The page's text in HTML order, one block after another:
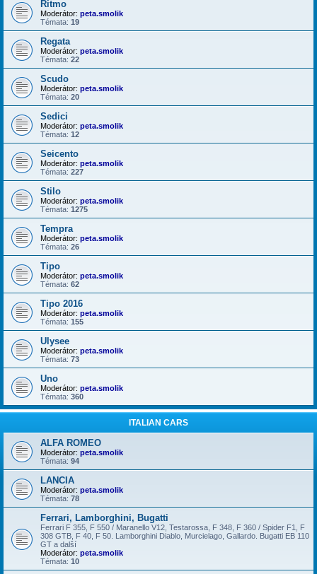
Ritmo
Moderátor: peta.smolik
Témata: 19
Regata
Moderátor: peta.smolik
Témata: 22
Scudo
Moderátor: peta.smolik
Témata: 20
Sedici
Moderátor: peta.smolik
Témata: 12
Seicento
Moderátor: peta.smolik
Témata: 227
Stilo
Moderátor: peta.smolik
Témata: 1275
Tempra
Moderátor: peta.smolik
Témata: 26
Tipo
Moderátor: peta.smolik
Témata: 62
Tipo 2016
Moderátor: peta.smolik
Témata: 155
Ulysee
Moderátor: peta.smolik
Témata: 73
Uno
Moderátor: peta.smolik
Témata: 360
ITALIAN CARS
ALFA ROMEO
Moderátor: peta.smolik
Témata: 94
LANCIA
Moderátor: peta.smolik
Témata: 78
Ferrari, Lamborghini, Bugatti
Ferrari F 355, F 550 / Maranello V12, Testarossa, F 348, F 360 / Spider F1, F
308 GTB, F 40, F 50. Lamborghini Diablo, Murcielago, Gallardo. Bugatti EB 110
GT a další
Moderátor: peta.smolik
Témata: 10